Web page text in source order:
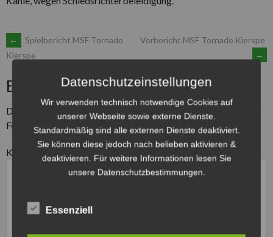
ARTIKEL-
NAVIGATION
←
Spielbericht MSF Tornado
Kierspe
Vorbericht MSF Tornado Kierspe
→
EINE UNTERHALTUNG BEGINNEN
Deine E-Mail-Adresse wird nicht veröffentlicht.
Erforderliche
Felder sind mit
markiert
Kommentar
Datenschutzeinstellungen
Wir verwenden technisch notwendige Cookies auf
unserer Webseite sowie externe Dienste.
Standardmäßig sind alle externen Dienste deaktiviert.
Sie können diese jedoch nach belieben aktivieren &
deaktivieren. Für weitere Informationen lesen Sie
unsere Datenschutzbestimmungen.
Essenziell